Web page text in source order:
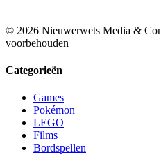
© 2026 Nieuwerwets Media &
voorbehouden
Categorieën
Games
Pokémon
LEGO
Films
Bordspellen